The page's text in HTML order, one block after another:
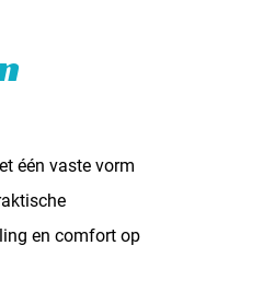
één vaste vorm
en comfort op